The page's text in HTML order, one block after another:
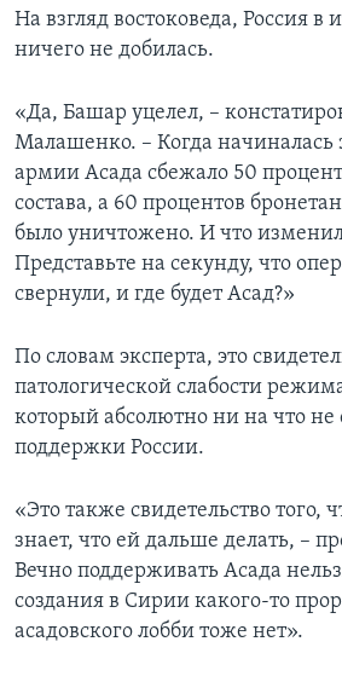
На взгляд востоковеда, Россия в
ничего не добилась.
«Да, Башар уцелел, –
Малашенко. – Когда начиналась
армии Асада сбежало 50
состава, а 60 процентов
было уничтожено. И что
Представьте на секунду, что
свернули, и где будет Асад?»
По словам эксперта, это
патологической слабости
который абсолютно ни на что не
поддержки России.
«Это также свидетельство того,
знает, что ей дальше делать, –
Вечно поддерживать Асада
создания в Сирии какого-то
асадовского лобби тоже нет».